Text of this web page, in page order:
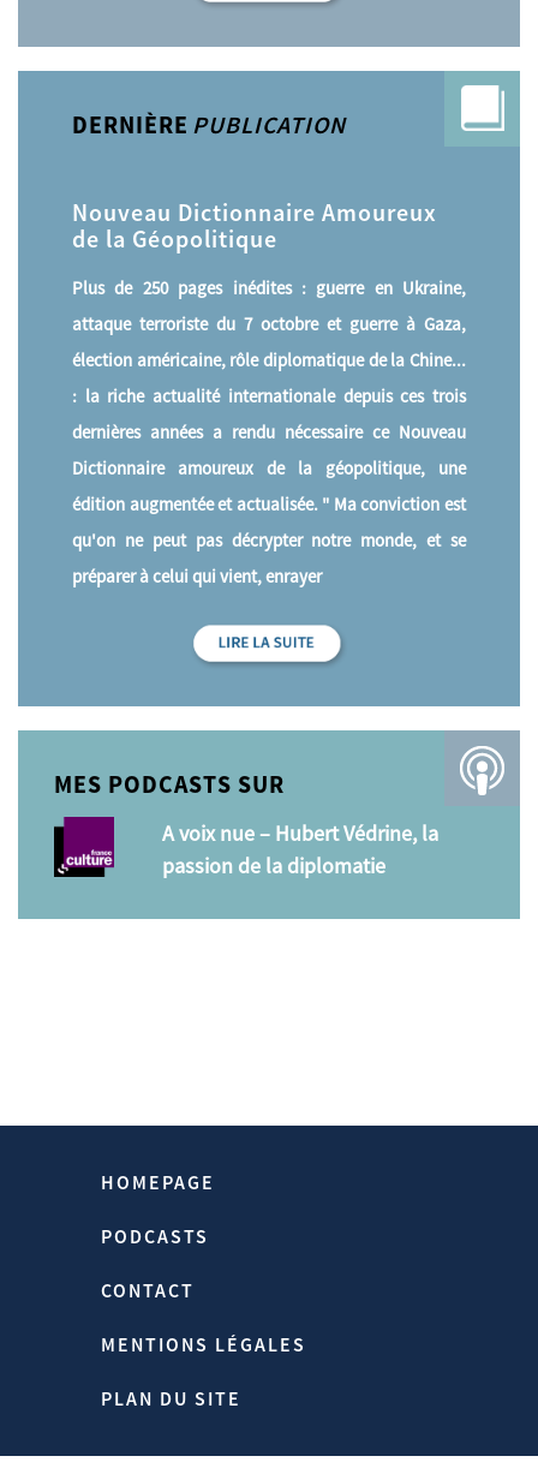
DERNIÈRE PUBLICATION
Nouveau Dictionnaire Amoureux
de la Géopolitique
Plus de 250 pages inédites : guerre en Ukraine,
attaque terroriste du 7 octobre et guerre à Gaza,
élection américaine, rôle diplomatique de la Chine...
: la riche actualité internationale depuis ces trois
dernières années a rendu nécessaire ce Nouveau
Dictionnaire amoureux de la géopolitique, une
édition augmentée et actualisée. " Ma conviction est
qu'on ne peut pas décrypter notre monde, et se
préparer à celui qui vient, enrayer
MES PODCASTS SUR
A voix nue – Hubert Védrine, la
passion de la diplomatie
HOMEPAGE
PODCASTS
CONTACT
MENTIONS LÉGALES
PLAN DU SITE